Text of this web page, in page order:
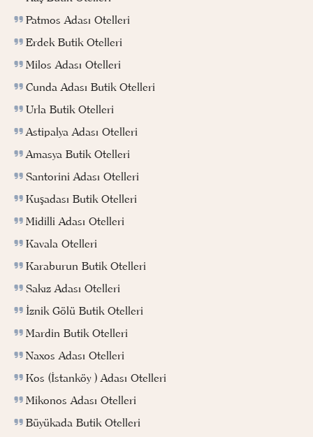
Patmos Adası Otelleri
Erdek Butik Otelleri
Milos Adası Otelleri
Cunda Adası Butik Otelleri
Urla Butik Otelleri
Astipalya Adası Otelleri
Amasya Butik Otelleri
Santorini Adası Otelleri
Kuşadası Butik Otelleri
Midilli Adası Otelleri
Kavala Otelleri
Karaburun Butik Otelleri
Sakız Adası Otelleri
İznik Gölü Butik Otelleri
Mardin Butik Otelleri
Naxos Adası Otelleri
Kos (İstanköy ) Adası Otelleri
Mikonos Adası Otelleri
Büyükada Butik Otelleri